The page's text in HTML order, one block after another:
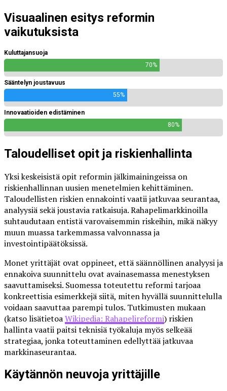
Visuaalinen esitys reformin
vaikutuksista
Kuluttajansuoja
70%
Sääntelyn joustavuus
55%
Innovaatioiden edistäminen
80%
Taloudelliset opit ja riskienhallinta
Yksi keskeisistä opit reformin jälkimainingeissa on
riskienhallinnan uusien menetelmien kehittäminen.
Taloudellisten riskien ennakointi vaatii jatkuvaa seurantaa,
analyysiä sekä joustavia ratkaisuja. Rahapelimarkkinoilla
suhtaudutaan entistä varovaisemmin riskeihin, mikä näkyy
muun muassa tarkemmassa valvonnassa ja
investointipäätöksissä.
Monet yrittäjät ovat oppineet, että säännöllinen analyysi ja
ennakoiva suunnittelu ovat avainasemassa menestyksen
saavuttamiseksi. Suomessa toteutettu reformi tarjoaa
konkreettisia esimerkkejä siitä, miten hyvällä suunnittelulla
voidaan saavuttaa parempi tulos. Tutkimusten mukaan
(katso lisätietoaWikipedia: Rahapelireformi) riskien
hallinta vaatii paitsi teknisiä työkaluja myös selkeää
strategiaa, jonka toteuttaminen edellyttää jatkuvaa
markkinaseurantaa.
Käytännön neuvoja yrittäjille